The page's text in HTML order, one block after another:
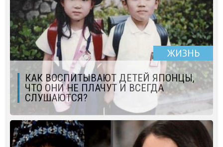
ЖИЗНЬ
КАК ВОСПИТЫВАЮТ ДЕТЕЙ ЯПОНЦЫ,
ЧТО ОНИ НЕ ПЛАЧУТ И ВСЕГДА
СЛУШАЮТСЯ?